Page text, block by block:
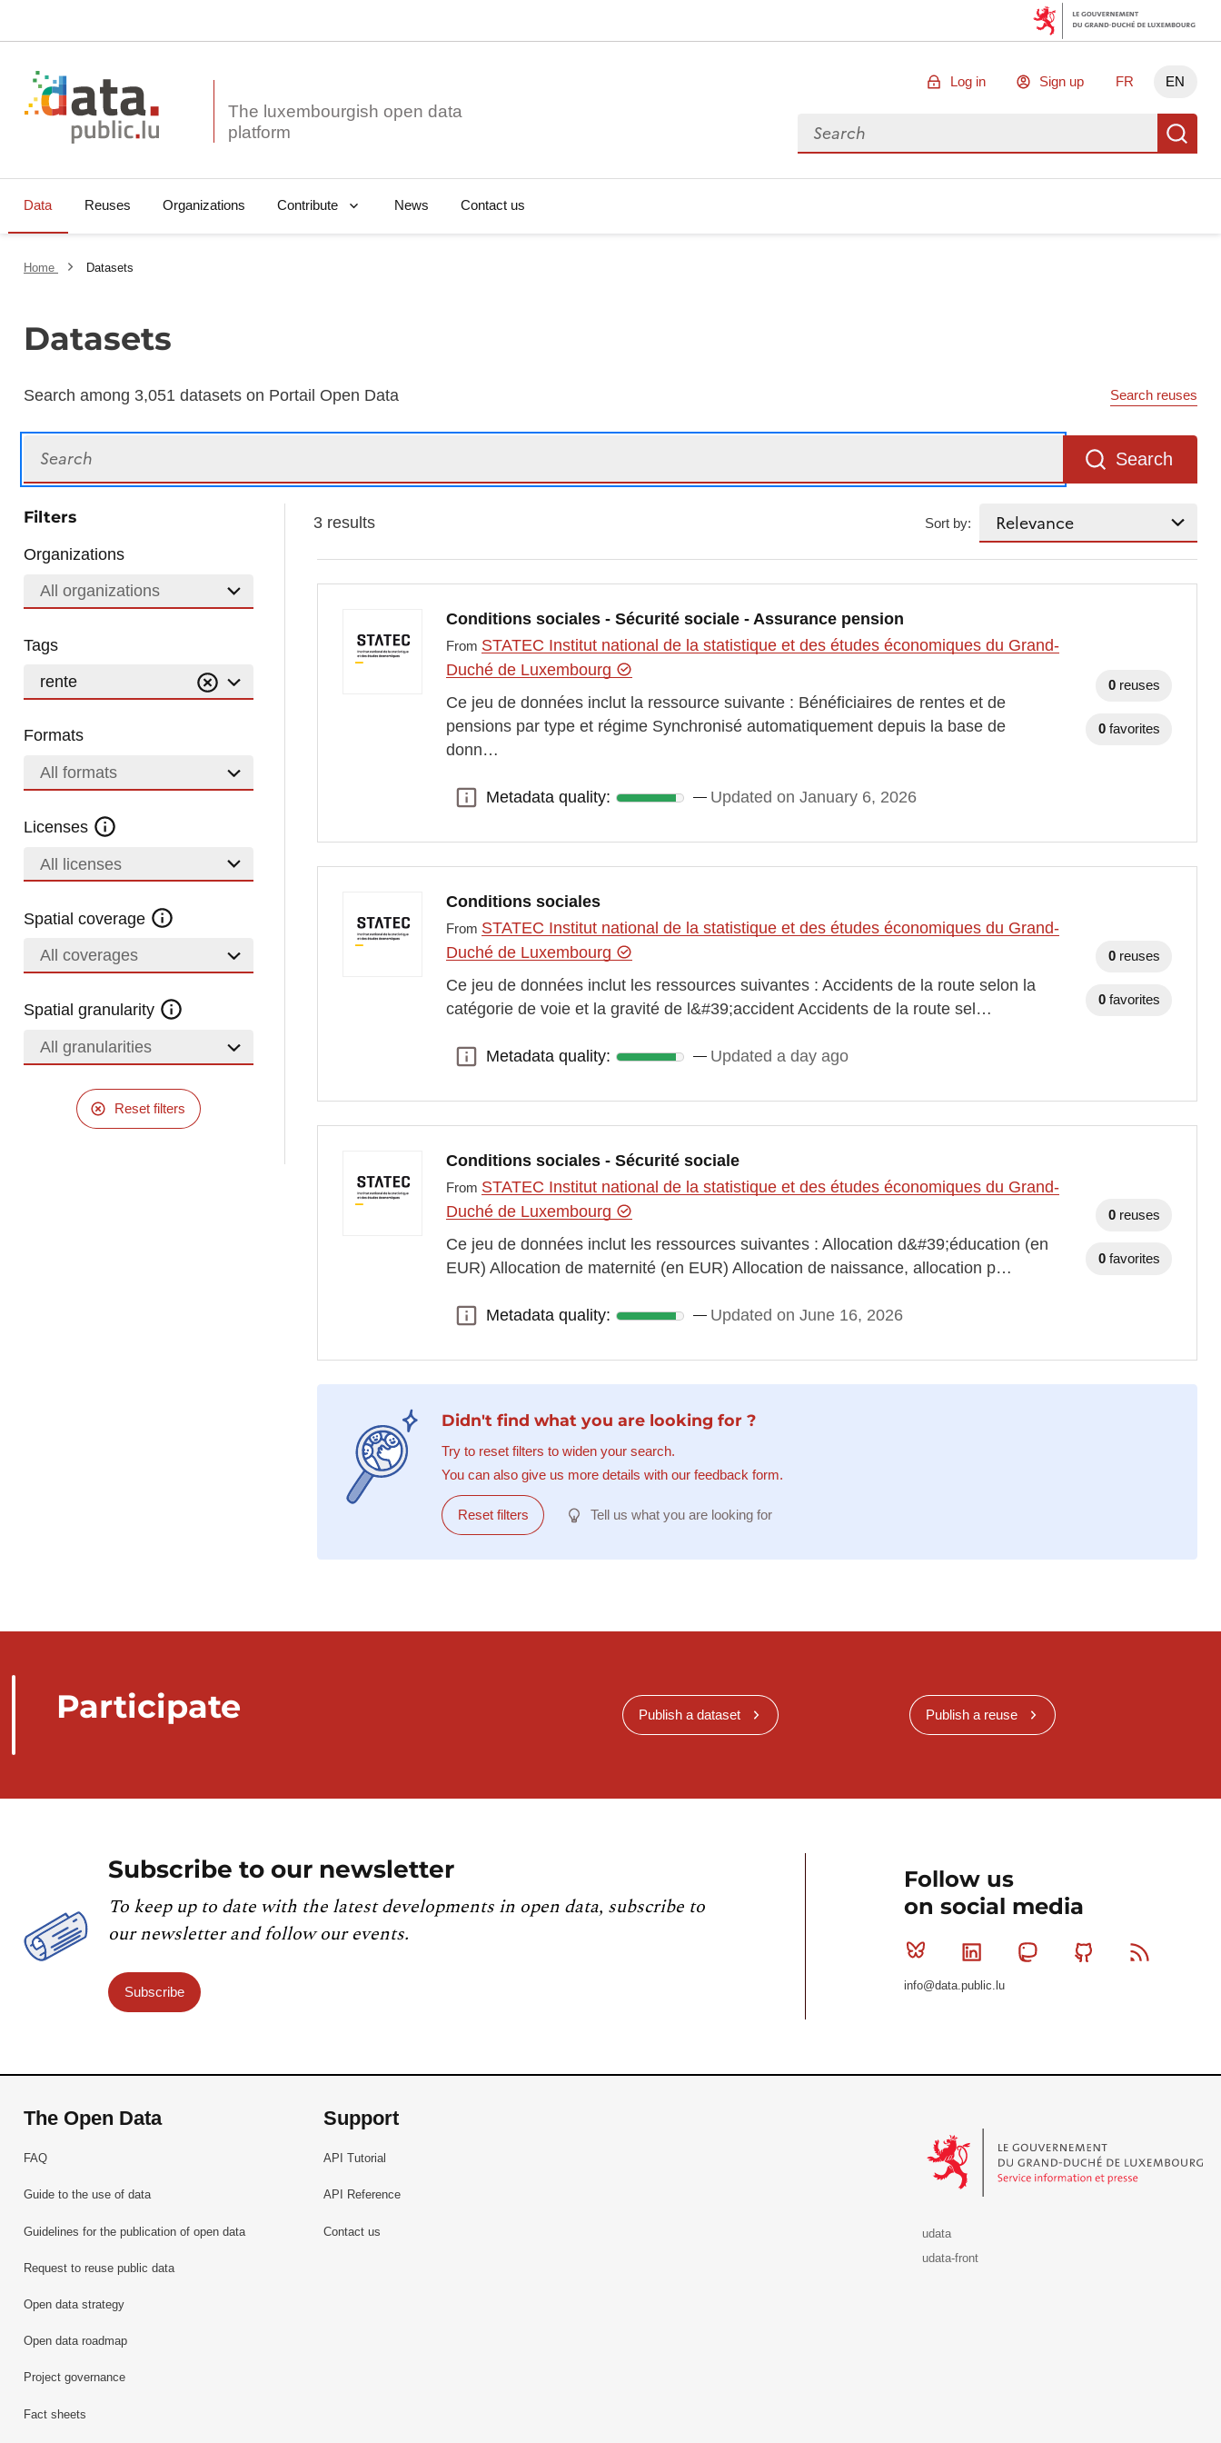
The luxembourgish open data
Log in Sign up FR EN
Search for data
Data Reuses Organizations Contribute News Contact us
Home Datasets
Datasets
Search among 3,051 datasets on Portail Open Data Search reuses
Search
Filters
Organizations
All organizations
Tags
rente
Formats
All formats
Licenses
All licenses
Spatial coverage
All coverages
Spatial granularity
All granularities
Reset filters
3 results Sort by:
Conditions sociales - Sécurité sociale - Assurance pension
From STATEC Institut national de la statistique et des études économiques du Grand-
Duché de Luxembourg
Ce jeu de données inclut la ressource suivante : Bénéficiaires de rentes et de
pensions par type et régime Synchronisé automatiquement depuis la base de
donn…
Metadata quality:
Metadata quality: Updated on January 6, 2026
0 reuses
0 favorites
Conditions sociales
From STATEC Institut national de la statistique et des études économiques du Grand-
Duché de Luxembourg
Ce jeu de données inclut les ressources suivantes : Accidents de la route selon la
catégorie de voie et la gravité de l&#39;accident Accidents de la route sel…
Metadata quality:
Metadata quality: Updated a day ago
0 reuses
0 favorites
Conditions sociales - Sécurité sociale
From STATEC Institut national de la statistique et des études économiques du Grand-
Duché de Luxembourg
Ce jeu de données inclut les ressources suivantes : Allocation d&#39;éducation (en
EUR) Allocation de maternité (en EUR) Allocation de naissance, allocation p…
Metadata quality:
Metadata quality: Updated on June 16, 2026
0 reuses
0 favorites
Didn't find what you are looking for ?
Try to reset filters to widen your search.
You can also give us more details with our feedback form.
Reset filters Tell us what you are looking for
Participate Publish a dataset Publish a reuse
Subscribe to our newsletter
To keep up to date with the latest developments in open data, subscribe to
our newsletter and follow our events.
Subscribe
Follow us
on social media
Bluesky Linkedin MastodonGithub
info@data.public.lu
The Open Data
FAQ
Guide to the use of data
Guidelines for the publication of open data
Request to reuse public data
Open data strategy
Open data roadmap
Project governance
Fact sheets
Support
API Tutorial
API Reference
Contact us
udata
udata-front